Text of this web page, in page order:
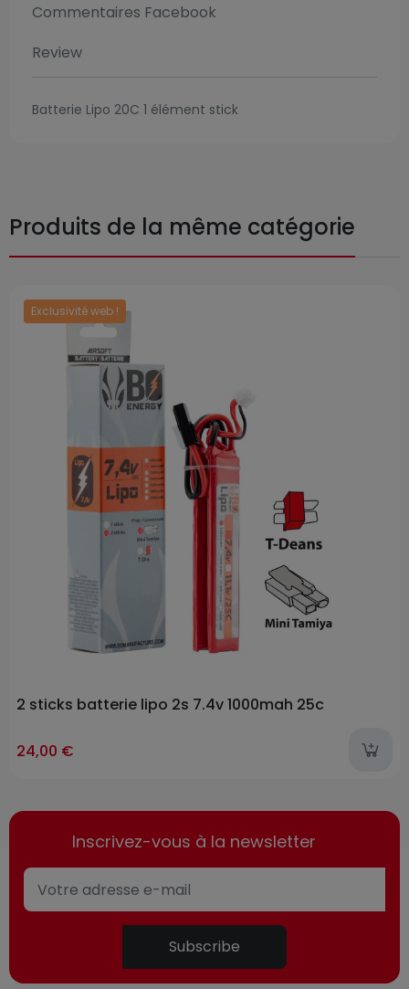
Commentaires Facebook
Review
Batterie Lipo 20C 1 élément stick
Produits de la même catégorie
Exclusivité web !
2 sticks batterie lipo 2s 7.4v 1000mah 25c
24,00 €
Inscrivez-vous à la newsletter
Subscribe